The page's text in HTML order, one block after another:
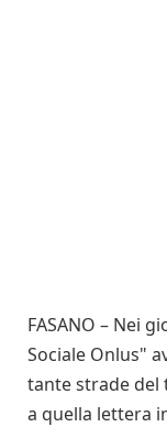
FASANO – Nei
Sociale Onlus"
tante strade
a quella lettera